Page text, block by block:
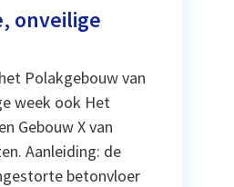
onveilige
Polakgebouw van
week ook Het
Gebouw X van
Aanleiding: de
betonvloer